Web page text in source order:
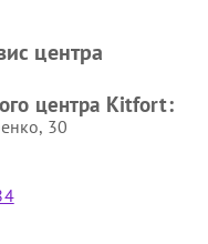
Kitfort
Kitfort
центра
центра Kitfort:
30